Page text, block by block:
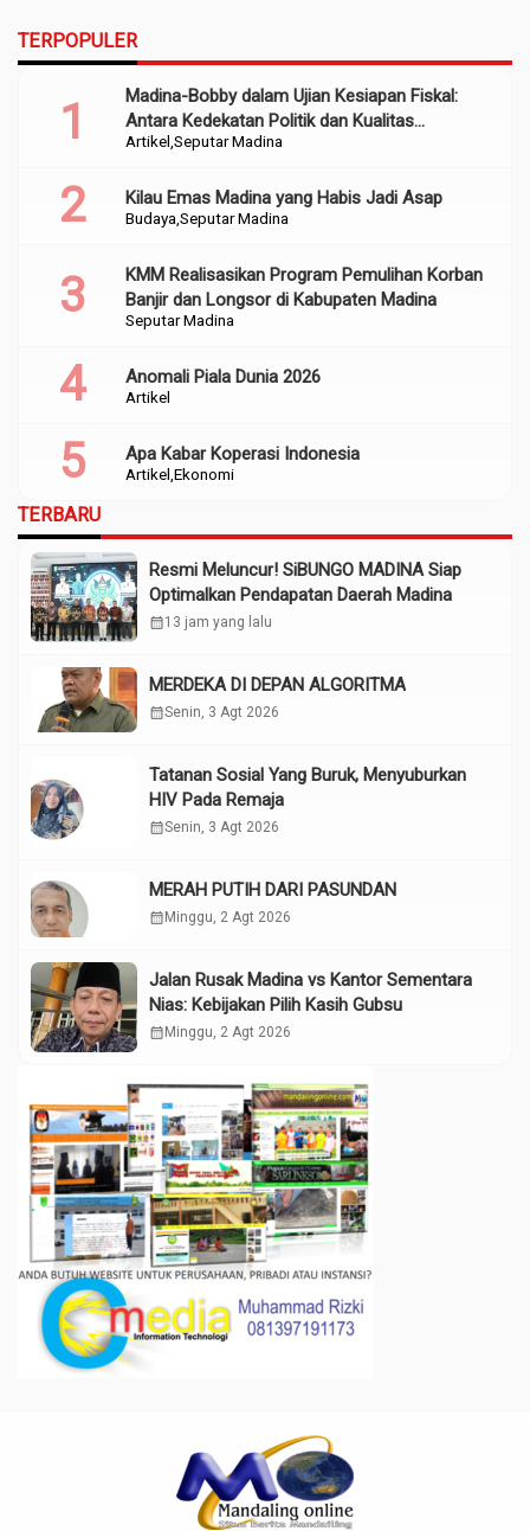
TERPOPULER
Artikel Seputar Madina
Madina-Bobby dalam Ujian Kesiapan Fiskal:
Antara Kedekatan Politik dan Kualitas
Perencanaan
BudayaSeputar Madina
Kilau Emas Madina yang Habis Jadi Asap
Seputar Madina
KMM Realisasikan Program Pemulihan Korban
Banjir dan Longsor di Kabupaten Madina
Artikel
Anomali Piala Dunia 2026
Artikel Ekonomi
Apa Kabar Koperasi Indonesia
TERBARU
Resmi Meluncur! SiBUNGO MADINA Siap
Optimalkan Pendapatan Daerah Madina
calendar_month13 jam yang lalu
MERDEKA DI DEPAN ALGORITMA
calendar_monthSenin, 3 Agt 2026
Tatanan Sosial Yang Buruk, Menyuburkan
HIV Pada Remaja
calendar_monthSenin, 3 Agt 2026
MERAH PUTIH DARI PASUNDAN
calendar_month Minggu, 2 Agt 2026
Jalan Rusak Madina vs Kantor Sementara
Nias: Kebijakan Pilih Kasih Gubsu
calendar_month Minggu, 2 Agt 2026